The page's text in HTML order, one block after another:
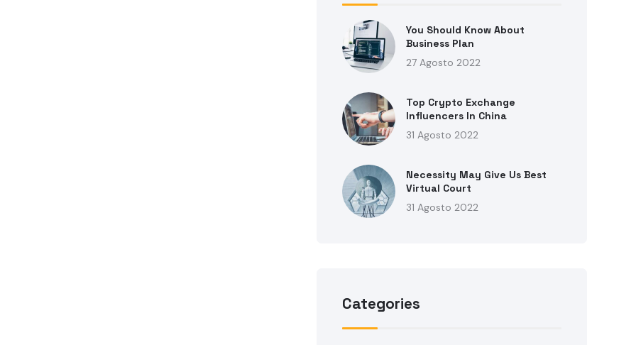
You Should Know About
Business Plan
27 Agosto 2022
Top Crypto Exchange
Influencers In China
31 Agosto 2022
Necessity May Give Us Best
Virtual Court
31 Agosto 2022
Categories